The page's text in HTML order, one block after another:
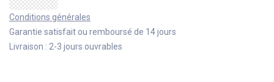
Conditions générales
Garantie satisfait ou remboursé de 14 jours
Livraison : 2-3 jours ouvrables